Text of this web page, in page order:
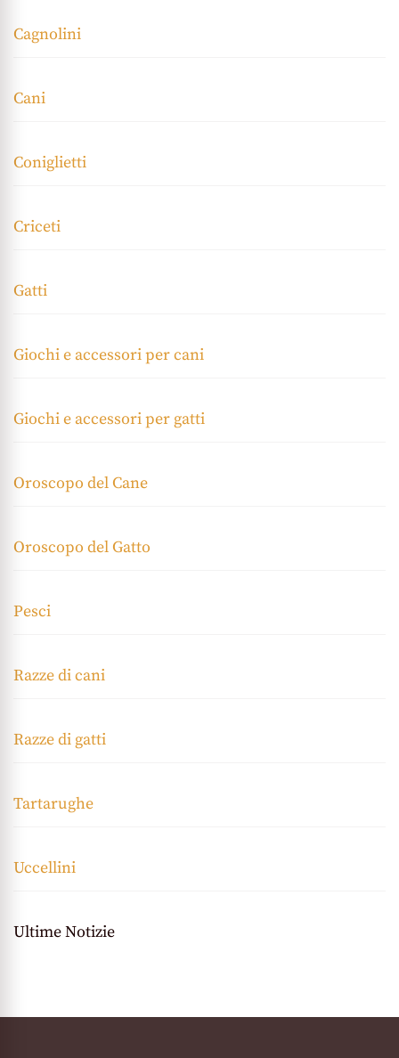
Cagnolini
Cani
Coniglietti
Criceti
Gatti
Giochi e accessori per cani
Giochi e accessori per gatti
Oroscopo del Cane
Oroscopo del Gatto
Pesci
Razze di cani
Razze di gatti
Tartarughe
Uccellini
Ultime Notizie